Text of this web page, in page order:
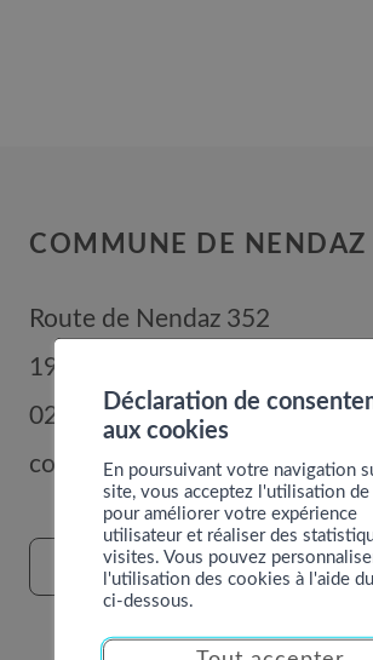
COMMUNE DE NENDAZ
Route de Nendaz 352
1996
027 289 56 00
commune@nendaz.org
FORMULAIRE DE CONTACT
Déclaration de
aux cookies
En poursuivant votre navigation
site, vous acceptez l'utilisation
pour améliorer votre expérience
utilisateur et réaliser des
visites. Vous pouvez
l'utilisation des cookies à l'aide
ci-dessous.